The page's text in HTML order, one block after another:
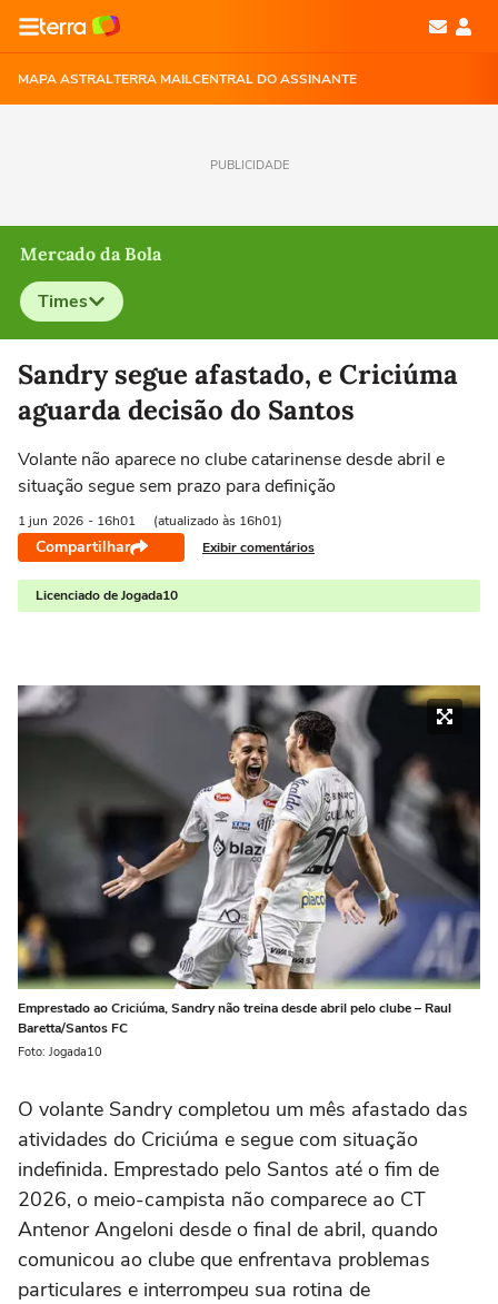
MAPA ASTRALTERRA MAILCENTRAL DO ASSINANTE
PUBLICIDADE
Mercado da Bola
Times
Selecione o time para ver as notícias
Sandry segue afastado, e Criciúma
aguarda decisão do Santos
Volante não aparece no clube catarinense desde abril e
situação segue sem prazo para definição
1 jun 2026 - 16h01 (atualizado às 16h01)
Compartilhar Exibir comentários
Licenciado de Jogada10
Emprestado ao Criciúma, Sandry não treina desde abril pelo clube – Raul
Baretta/Santos FC
Foto: Jogada10
O volante Sandry completou um mês afastado das
atividades do Criciúma e segue com situação
indefinida. Emprestado pelo Santos até o fim de
2026, o meio-campista não comparece ao CT
Antenor Angeloni desde o final de abril, quando
comunicou ao clube que enfrentava problemas
particulares e interrompeu sua rotina de